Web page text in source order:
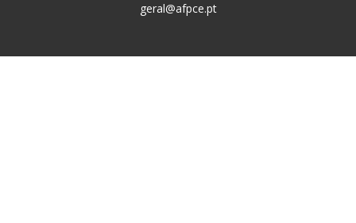
geral@afpce.pt